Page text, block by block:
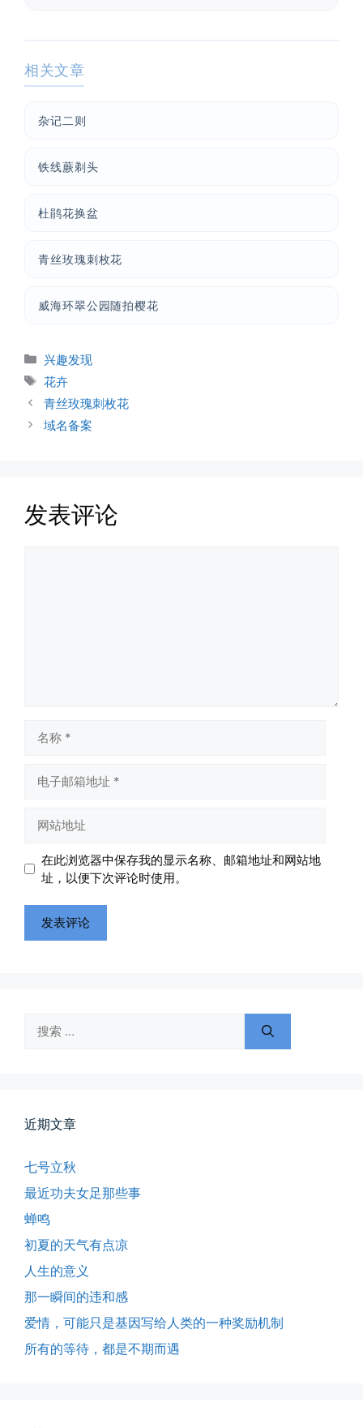
相关文章
杂记二则
铁线蕨剃头
杜鹃花换盆
青丝玫瑰刺枚花
威海环翠公园随拍樱花
分
类
兴趣发现
标
签
花卉
青丝玫瑰刺枚花
域名备案
发表评论
址
址
在此浏览器中保存我的显示名称、邮箱地址和网站地
址，以便下次评论时使用。
索：
近期文章
七号立秋
最近功夫女足那些事
蝉鸣
初夏的天气有点凉
人生的意义
那一瞬间的违和感
爱情，可能只是基因写给人类的一种奖励机制
所有的等待，都是不期而遇
所有的等待，都是不期而遇